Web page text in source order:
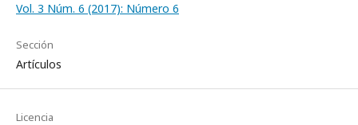
Vol. 3 Núm. 6 (2017): Número 6
Sección
Artículos
Licencia